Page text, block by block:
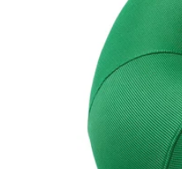
Image zoomed